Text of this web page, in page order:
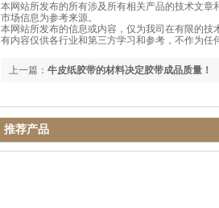
本网站所发布的所有涉及所有相关产品的技术文
市场信息为参考来源。
本网站所发布的信息或内容，仅为我司在有限的
有内容仅供各行业和第三方学习和参考，不作为任
上一篇： 牛皮纸胶带的材料决定胶带成品质量！
推荐产品